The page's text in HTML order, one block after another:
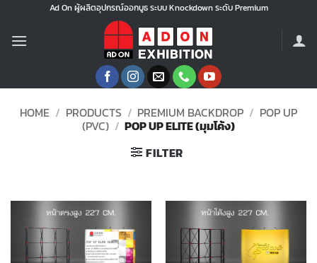
content
Ad On ผู้ผลิตอุปกรณ์ออกบูธ ระบบ Knockdown ระดับ Premium
HOME / PRODUCTS / PREMIUM BACKDROP / POP UP
(PVC) / POP UP ELITE (มุมโค้ง)
FILTER